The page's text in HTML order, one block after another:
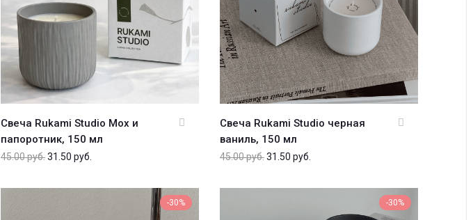
Свеча Rukami Studio Мох и
папоротник, 150 мл
45.00руб.31.50 руб.
Свеча Rukami Studio черная
ваниль, 150 мл
45.00руб.31.50 руб.
-30% -30%